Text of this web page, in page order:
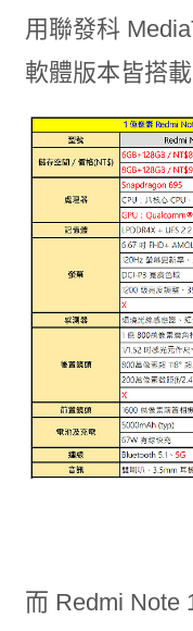
用聯發科
軟體版本皆搭
而 Redmi Note